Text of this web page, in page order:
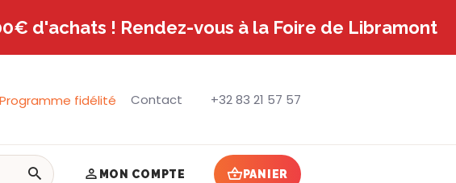
d'achats ! Rendez-vous à la Foire de Libramont
Programme fidélité Contact +32 83 21 57 57
MON COMPTE PANIER